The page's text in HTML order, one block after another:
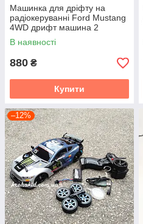
Машинка для дріфту на
радіокеруванні Ford Mustang
4WD дрифт машина 2
Швидкості Світло Неонове
підсвічування Білий
В наявності
880 ₴
Купити
–12%